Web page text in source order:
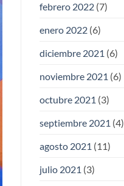
febrero 2022(7)
enero 2022(6)
diciembre 2021 (6)
noviembre 2021 (6)
octubre 2021 (3)
septiembre 2021 (4)
agosto 2021 (11)
julio 2021 (3)